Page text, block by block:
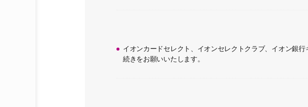
イオンカードセレクト、イオンセレクトクラブ、イオン銀
続きをお願いいたします。